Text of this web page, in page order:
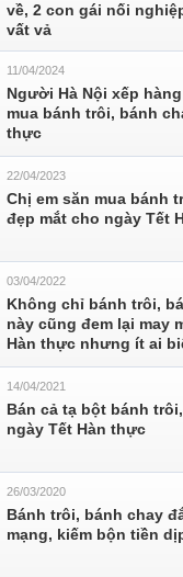
về, 2 con gái nối
vất vả
11/04/2024
Người Hà Nội xếp
mua bánh trôi, bánh
thực
22/04/2023
Chị em săn mua bánh
đẹp mắt cho ngày Tết
03/04/2022
Không chỉ bánh trôi,
này cũng đem lại may
Hàn thực nhưng ít ai
14/04/2021
Bán cả tạ bột bánh
ngày Tết Hàn thực
26/03/2020
Bánh trôi, bánh chay
mạng, kiếm bộn tiền